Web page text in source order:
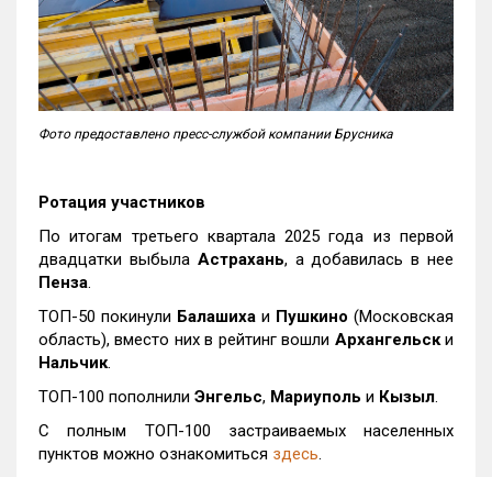
Фото предоставлено пресс-службой компании Брусника
Ротация участников
По итогам третьего квартала 2025 года из первой
двадцатки выбыла Астрахань, а добавилась в нее
Пенза.
ТОП-50 покинули Балашиха и Пушкино (Московская
область), вместо них в рейтинг вошли Архангельски
Нальчик.
ТОП-100 пополнили Энгельс, Мариуполь и Кызыл.
С полным ТОП-100 застраиваемых населенных
пунктов можно ознакомиться здесь.